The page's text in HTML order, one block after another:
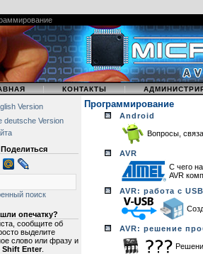
| КОНТАКТЫ |
Version
deutsche Version
Поделиться
поиск
опечатку?
сообщите об
выделите
слово или фразу и
Shift Enter.
Программирование
Android
Вопросы,
AVR
С чего
AVR
AVR: работа с USB
AVR: решение